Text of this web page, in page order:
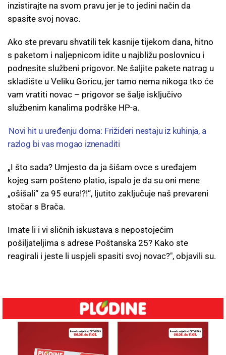
inzistirajte na svom pravu jer je to jedini način da
spasite svoj novac.
Ako ste prevaru shvatili tek kasnije tijekom dana, hitno
s paketom i naljepnicom idite u najbližu poslovnicu i
podnesite službeni prigovor. Ne šaljite pakete natrag u
skladište u Veliku Goricu, jer tamo nema nikoga tko će
vam vratiti novac – prigovor se šalje isključivo
službenim kanalima podrške HP-a.
Novi hit u uređenju doma: Frižideri nestaju iz kuhinja, a
razlog bi vas mogao iznenaditi
„I što sada? Umjesto da ja šišam ovce s uređajem
kojeg sam pošteno platio, ispalo je da su oni mene
„ošišali“ za 95 eura!?!“, ljutito zaključuje naš prevareni
stočar s Brača.
Imate li i vi sličnih iskustava s nepostojećim
pošiljateljima s adrese Poštanska 25? Kako ste
reagirali i jeste li uspjeli spasiti svoj novac?", objavili su.